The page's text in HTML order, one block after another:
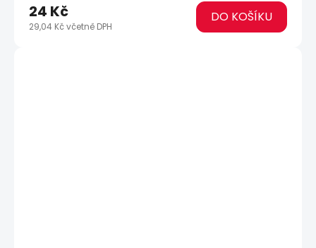
29,04 Kč včetně DPH
24 Kč DO KOŠÍKU